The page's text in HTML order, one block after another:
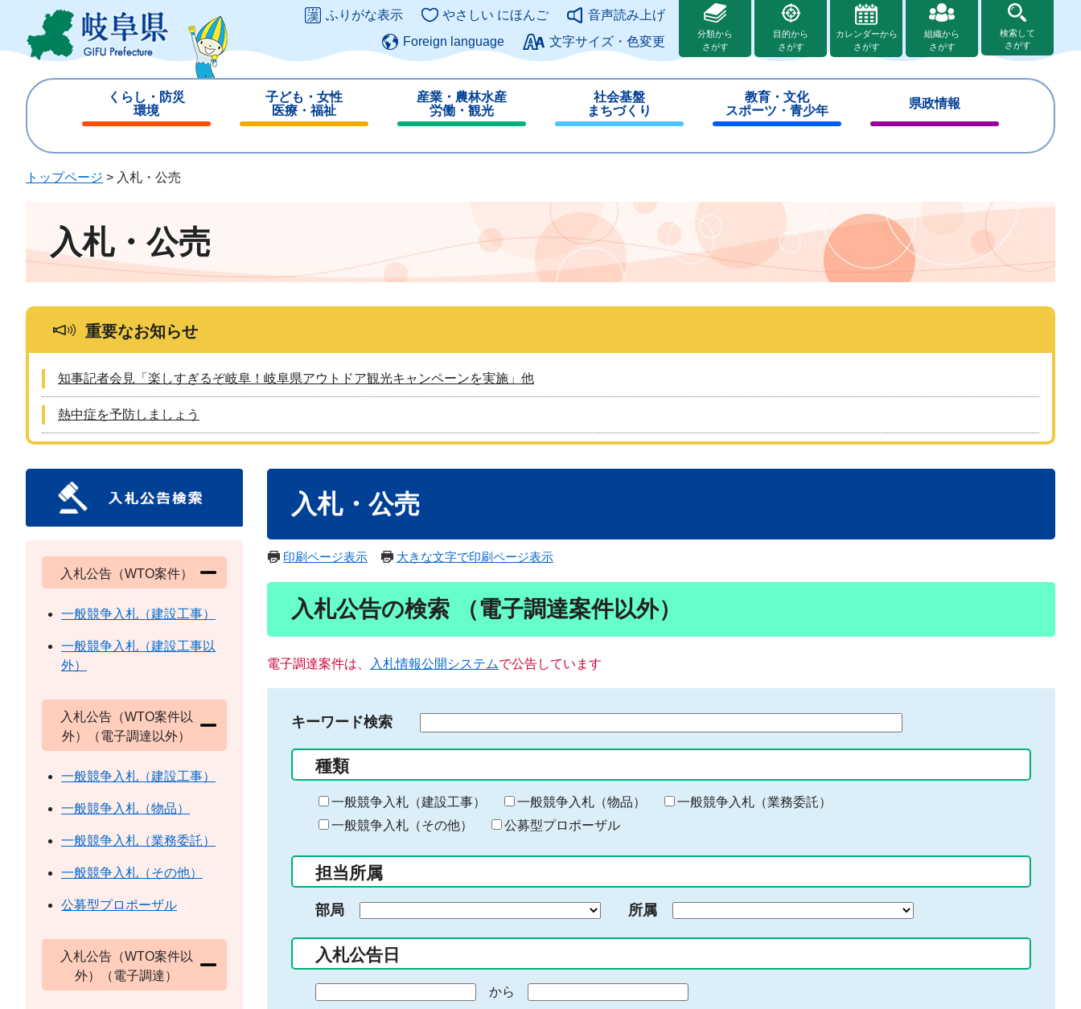
ジ
ュ
このページの本文へ
ふりがな表示 やさしい にほんご
音声読み上げ
Foreign language
文字サイズ・色変更
分類から
さがす
目的から
さがす
カレンダーから
さがす
組織から
さがす
検索して
さがす
くらし・防災
環境
じ
子ども・女性
医療・福祉
じ
産業・農林水産
労働・観光
じ
社会基盤
まちづくり
じ
教育・文化
スポーツ・青少年
じ
県政情報
じ
トップページ > 入札・公売
入札・公売
重要なお知らせ
知事記者会見「楽しすぎるぞ岐阜！岐阜県アウトドア観光キャンペーンを実施」他
熱中症を予防しましょう
入札・公売
印刷ページ表示 大きな文字で印刷ページ表示
入札公告の検索 （電子調達案件以外）
電子調達案件は、 入札情報公開システムで公告しています
キーワード検索
る
キ
ー
ー
入
力
種類
一般競争入札（建設工事） 一般競争入札（物品）
一般競争入札（業務委託）
一般競争入札（その他）
公募型プロポーザル
担当所属
部局 所属
入札公告日
から
入札公告（WTO案件）
一般競争入札（建設工事）
一般競争入札（建設工事以
外）
入札公告（WTO案件以
外）（電子調達以外）
一般競争入札（建設工事）
一般競争入札（物品）
一般競争入札（業務委託）
一般競争入札（その他）
公募型プロポーザル
入札公告（WTO案件以
外）（電子調達）